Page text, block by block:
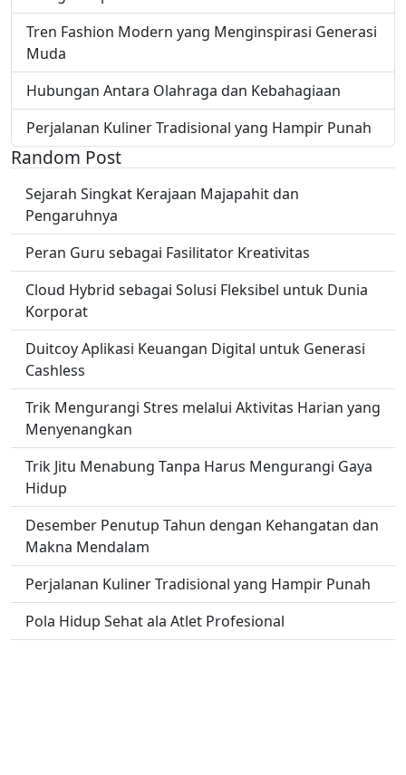
Tren Fashion Modern yang Menginspirasi Generasi
Muda
Hubungan Antara Olahraga dan Kebahagiaan
Perjalanan Kuliner Tradisional yang Hampir Punah
Random Post
Sejarah Singkat Kerajaan Majapahit dan
Pengaruhnya
Peran Guru sebagai Fasilitator Kreativitas
Cloud Hybrid sebagai Solusi Fleksibel untuk Dunia
Korporat
Duitcoy Aplikasi Keuangan Digital untuk Generasi
Cashless
Trik Mengurangi Stres melalui Aktivitas Harian yang
Menyenangkan
Trik Jitu Menabung Tanpa Harus Mengurangi Gaya
Hidup
Desember Penutup Tahun dengan Kehangatan dan
Makna Mendalam
Perjalanan Kuliner Tradisional yang Hampir Punah
Pola Hidup Sehat ala Atlet Profesional